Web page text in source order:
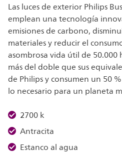
Las luces de exterior Philips
emplean una tecnología
emisiones de carbono,
materiales y reducir el
asombrosa vida útil de 50.000
más del doble que sus
de Philips y consumen un 50
lo necesario para un planeta
2700 k
Antracita
Estanco al agua